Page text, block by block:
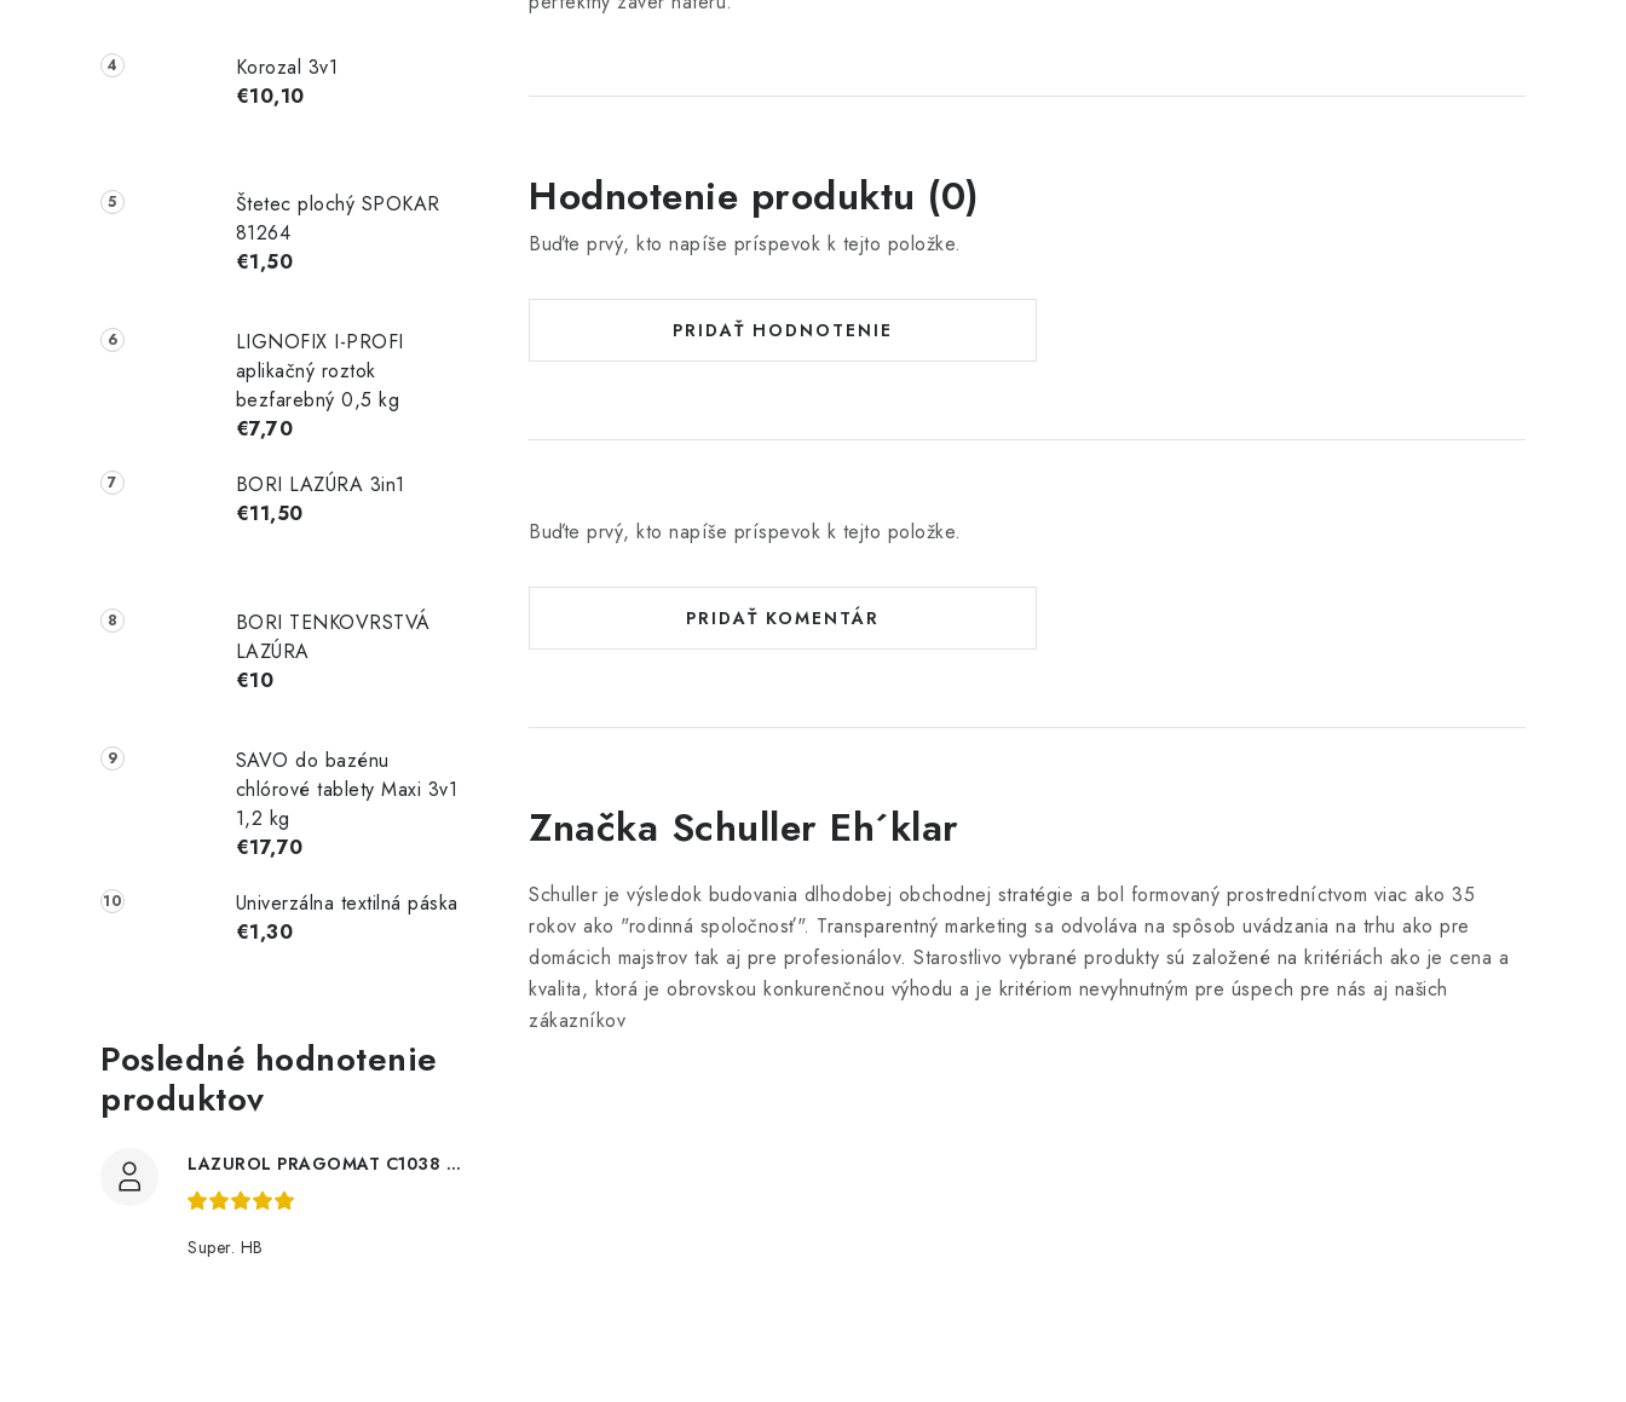
Korozal 3v1
€10,10
Štetec plochý SPOKAR
81264
€1,50
LIGNOFIX I-PROFI
aplikačný roztok
bezfarebný 0,5 kg
€7,70
BORI LAZÚRA 3in1
€11,50
BORI TENKOVRSTVÁ
LAZÚRA
€10
SAVO do bazénu
chlórové tablety Maxi 3v1
1,2 kg
€17,70
Univerzálna textilná páska
€1,30
Posledné hodnotenie
produktov
LAZUROL PRAGOMAT C1038 0,75l
Super. HB
Hodnotenie produktu (0)
Buďte prvý, kto napíše príspevok k tejto položke.
PRIDAŤ HODNOTENIE
Buďte prvý, kto napíše príspevok k tejto položke.
PRIDAŤ KOMENTÁR
Značka Schuller Eh´klar
Schuller je výsledok budovania dlhodobej obchodnej stratégie a bol formovaný prostredníctvom viac ako 35
rokov ako "rodinná spoločnosť". Transparentný marketing sa odvoláva na spôsob uvádzania na trhu ako pre
domácich majstrov tak aj pre profesionálov. Starostlivo vybrané produkty sú založené na kritériách ako je cena a
kvalita, ktorá je obrovskou konkurenčnou výhodu a je kritériom nevyhnutným pre úspech pre nás aj našich
zákazníkov